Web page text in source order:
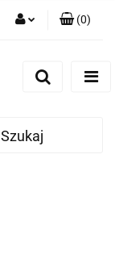
(0)
Szukaj